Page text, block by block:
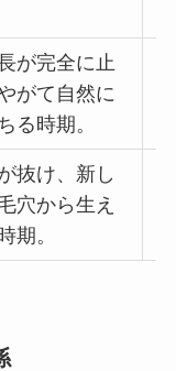
が完全に止
がて自然に
る時期。
抜け、新し
穴から生え
期。